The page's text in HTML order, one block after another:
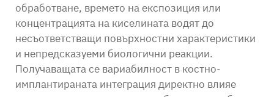
обработване, времето на експозиция или
концентрацията на киселината водят до
несъответстващи повърхностни характеристики
и непредсказуеми биологични реакции.
Получаващата се вариабилност в костно-
имплантираната интеграция директно влияе